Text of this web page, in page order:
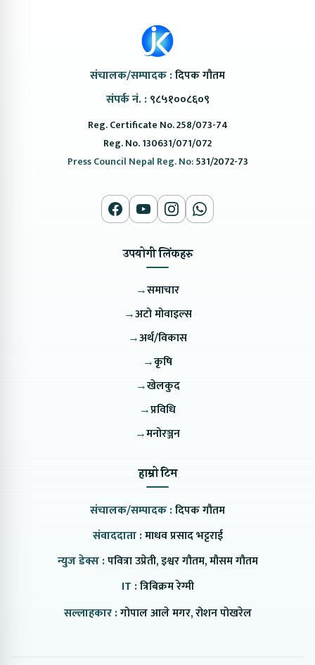
संचालक/सम्पादक :दिपक गौतम
संपर्क नं. : ९८५१००८६०९
Reg. Certificate No. 258/073-74
Reg. No. 130631/071/072
Press Council Nepal Reg. No:531/2072-73
उपयोगी लिंकहरु
→समाचार
→अटो मोवाइल्स
→अर्थ/विकास
→कृषि
→खेलकुद
→प्रविधि
→मनोरञ्जन
हाम्रो टिम
संचालक/सम्पादक :दिपक गौतम
संवाददाता :माधव प्रसाद भट्टराई
न्युज डेक्स :पवित्रा उप्रेती, इश्वर गौतम, मौसम गौतम
IT :त्रिबिक्रम रेग्मी
सल्लाहकार :गोपाल आले मगर, रोशन पोखरेल